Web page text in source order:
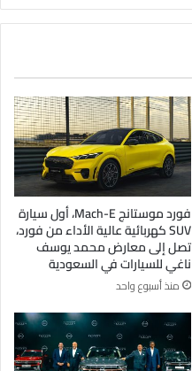
فورد موستانج Mach-E، أول سيارة
SUV كهربائية عالية الأداء من فورد،
تصل إلى معارض محمد يوسف
ناغي للسيارات في السعودية
منذ أسبوع واحد